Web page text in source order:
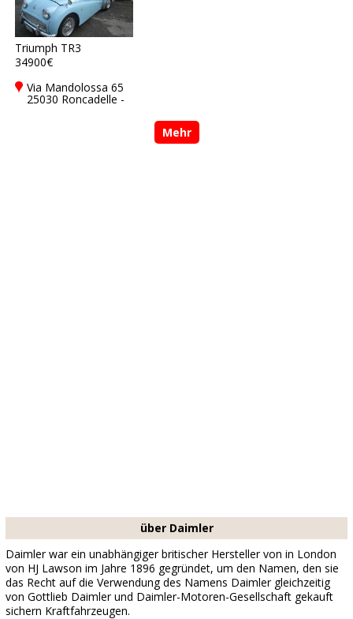
Triumph TR3
34900€
Via Mandolossa 65
25030 Roncadelle -
Mehr
über Daimler
Daimler war ein unabhängiger britischer Hersteller von in London
von HJ Lawson im Jahre 1896 gegründet, um den Namen, den sie
das Recht auf die Verwendung des Namens Daimler gleichzeitig
von Gottlieb Daimler und Daimler-Motoren-Gesellschaft gekauft
sichern Kraftfahrzeugen.